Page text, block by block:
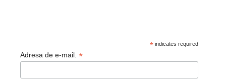
* indicates required
Adresa de e-mail. *